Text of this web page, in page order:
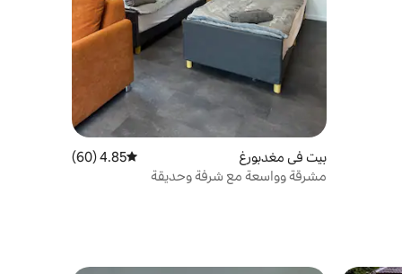
بيت في مغدبورغ متوسط التقييم 4.85 من 5، 60 مراجعات
4.85 (60)
مشرقة وواسعة مع شرفة وحديقة